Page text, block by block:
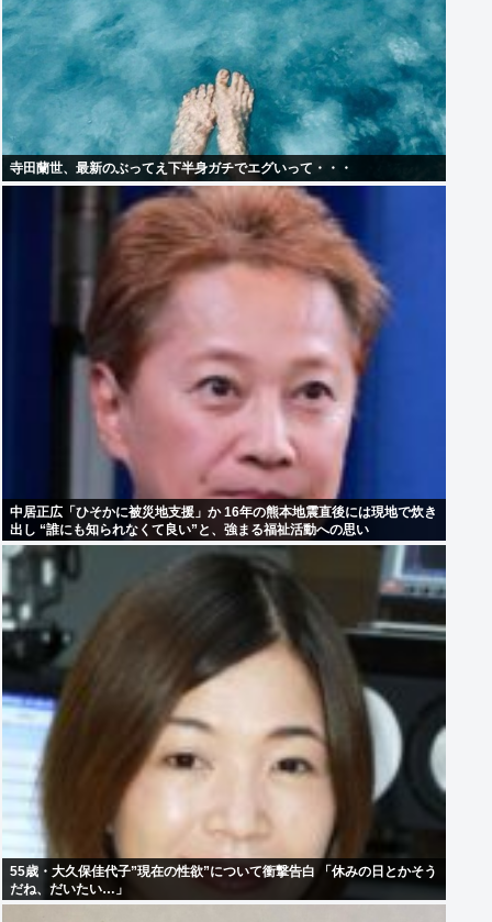
寺田蘭世、最新のぶってえ下半身ガチでエグいって・・・
中居正広「ひそかに被災地支援」か 16年の熊本地震直後には現地で炊き
出し “誰にも知られなくて良い”と、強まる福祉活動への思い
55歳・大久保佳代子”現在の性欲”について衝撃告白 「休みの日とかそう
だね、だいたい…」